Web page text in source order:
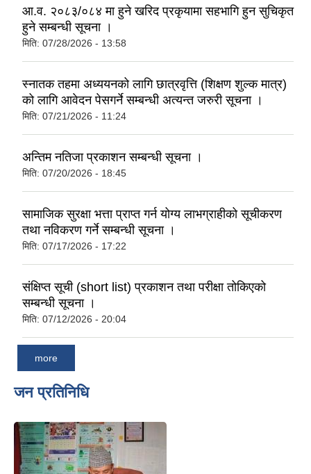
आ.व. २०८३/०८४ मा हुने खरिद प्रकृयामा सहभागि हुन सुचिकृत
हुने सम्बन्धी सूचना ।
मिति: 07/28/2026 - 13:58
स्नातक तहमा अध्ययनको लागि छात्रवृत्ति (शिक्षण शुल्क मात्र)
को लागि आवेदन पेसगर्ने सम्बन्धी अत्यन्त जरुरी सूचना ।
मिति: 07/21/2026 - 11:24
अन्तिम नतिजा प्रकाशन सम्बन्धी सूचना ।
मिति: 07/20/2026 - 18:45
सामाजिक सुरक्षा भत्ता प्राप्त गर्न योग्य लाभग्राहीको सूचीकरण
तथा नविकरण गर्ने सम्बन्धी सूचना ।
मिति: 07/17/2026 - 17:22
संक्षिप्त सूची (short list) प्रकाशन तथा परीक्षा तोकिएको
सम्बन्धी सूचना ।
मिति: 07/12/2026 - 20:04
more
जन प्रतिनिधि